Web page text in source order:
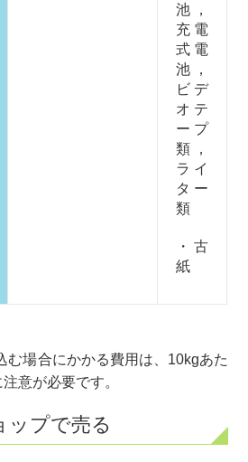
池，
充電
式電
池，
ビデ
オテ
ープ
類，
ライ
ター
類
・古
紙
む場合にかかる費用は、10kgあた
意が必要です。
ップで売る